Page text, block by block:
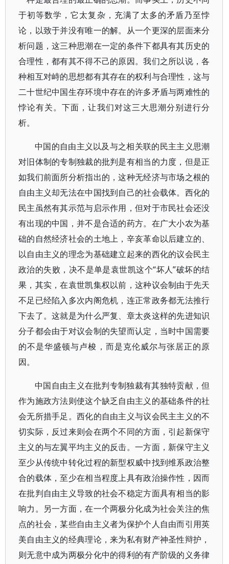
于初等数学，它太复杂，充满了太多的矛盾乃至悖
论，以致于并没有唯一的解。从一个更深的层面来分
析问题，这三种思潮在一定的条件下都具有其历史的
合理性，都有其不得不己的原因。我们之所以说，各
种相互对峙的思想都有其存在的权利与合理性，这与
二十世纪中国生存环境中存在的许多矛盾与两难性的
悖论有关。下面，让我们对这三大思潮分别进行分
析。
中国的自由主义以及与之相关联的民主主义思潮
对旧体制的专制独裁的批判是有相当的力度，但是正
如我们前面所分析指出的，这种无经济与市场之根的
自由主义却无法在中国找到自己的社会载体。西化的
民主虽然有其示范与启示作用，但对于市民社会还没
有出现的中国，并不是合适的药方。在广大小农为基
础的自然经济社会的土地上，辛亥革命以后建立的、
以自由主义的理念为基础建立起来的西化的议会民主
政治的失败，决不是单是袁世凯这个“坏人”破坏的结
果，其实，在袁世凯集权以前，这种议会制由于先天
不足已经陷入多次内阁危机，连正常政务都无法推行
下去了。这就是为什么严复、章太炎这样的先进知识
分子都会由于对议会制的失望而认定，当时中国需要
的不是华盛顿与卢梭，而是克伦威尔与张居正的原
因。
中国自由主义在批判专制独裁有其独特贡献，但
作为施政方法则使这个缺乏自由主义的基础条件的社
会无所措手足。西化的自由主义与议会民主主义的不
切实际，反过来则会在两个不同的方面，引起新保守
主义的与左翼平均主义的反击。一方面，新保守主义
至少从传统中转化过程的新型权威中找到维系政治整
合的载体，至少在相当程度上具有政治操作性，因而
在批判自由主义导致的社会不稳定方面具有相当的影
响力。另一方面，在一个两极分化成为社会关注的焦
点的社会，某些自由主义者为保护个人自由而引用英
美自由主义的经典理论，来为私有财产神圣性辩护，
则无意中成为两极分化中的得利的有产阶级的义务律